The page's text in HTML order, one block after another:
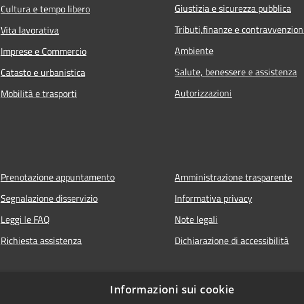
Cultura e tempo libero
Vita lavorativa
Imprese e Commercio
Catasto e urbanistica
Mobilità e trasporti
Giustizia e sicurezza pubblica
Tributi,finanze e
Ambiente
Salute, benessere e assistenza
Autorizzazioni
Prenotazione appuntamento
Segnalazione disservizio
Leggi le FAQ
Richiesta assistenza
Amministrazione trasparente
Informativa privacy
Note legali
Dichiarazione di accessibilità
Informazioni sui cookie